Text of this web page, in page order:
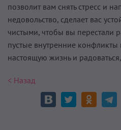
позволит вам снять стресс и
недовольство, сделает вас
чистыми, чтобы вы перестали
пустые внутренние конфликты
настоящую жизнь и
< Назад